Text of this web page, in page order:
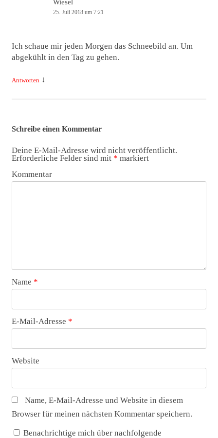
Wiesel
25. Juli 2018 um 7:21
Ich schaue mir jeden Morgen das Schneebild an. Um
abgekühlt in den Tag zu gehen.
Antworten ↓
Schreibe einen Kommentar
Deine E-Mail-Adresse wird nicht veröffentlicht.
Erforderliche Felder sind mit * markiert
Kommentar
Name *
E-Mail-Adresse *
Website
Name, E-Mail-Adresse und Website in diesem
Browser für meinen nächsten Kommentar speichern.
Benachrichtige mich über nachfolgende